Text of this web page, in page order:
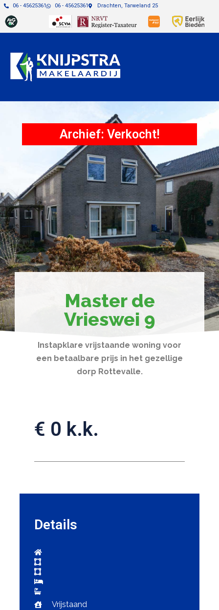
06 - 45625361 06 - 45625361 Drachten, Tarweland 25
Archief: Verkocht!
Master de
Vrieswei 9
Instapklare vrijstaande woning voor
een betaalbare prijs in het gezellige
dorp Rottevalle.
€ 0 k.k.
Details
Vrijstaand